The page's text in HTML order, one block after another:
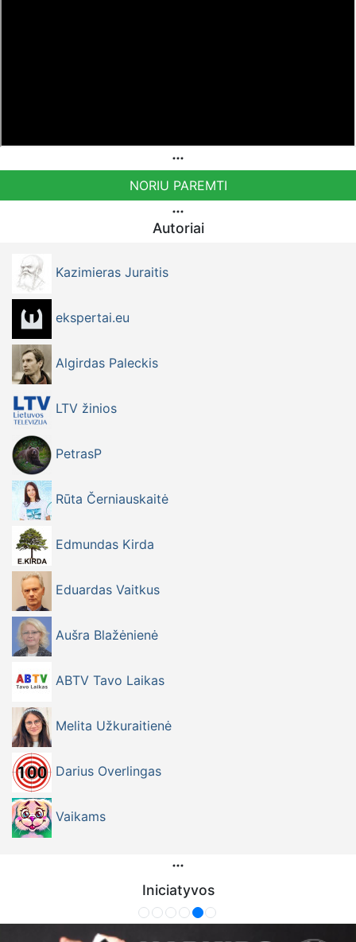
NORIU PAREMTI
Autoriai
Kazimieras Juraitis
ekspertai.eu
Algirdas Paleckis
LTV žinios
PetrasP
Rūta Černiauskaitė
Edmundas Kirda
Eduardas Vaitkus
Aušra Blažėnienė
ABTV Tavo Laikas
Melita Užkuraitienė
Darius Overlingas
Vaikams
Iniciatyvos